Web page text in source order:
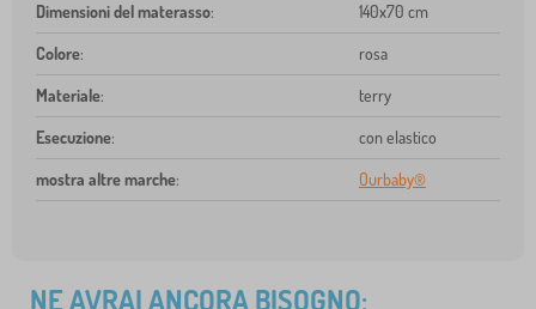
Dimensioni del materasso: 140x70 cm
Colore: rosa
Materiale: terry
Esecuzione: con elastico
mostra altre marche: Ourbaby®
NE AVRAI ANCORA BISOGNO: